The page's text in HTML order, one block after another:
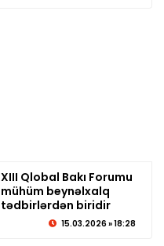
© sabirabadxeber.az
XIII Qlobal Bakı Forumu
mühüm beynəlxalq
tədbirlərdən biridir
15.03.2026 » 18:28